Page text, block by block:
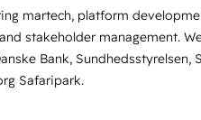
martech, platform
stakeholder management.
Bank, Sundhedsstyrelsen,
Safaripark.